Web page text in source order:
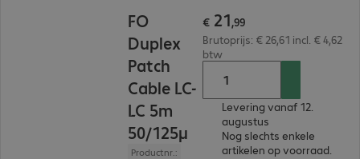
FO
Duplex
Patch
Cable LC-
LC 5m
50/125µ
Productnr.:
€ 21,99
Brutoprijs: € 26,61 incl. € 4,62
btw
Levering vanaf 12.
augustus
Nog slechts enkele
artikelen op voorraad.